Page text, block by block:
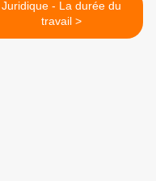
Juridique - La durée du
travail >